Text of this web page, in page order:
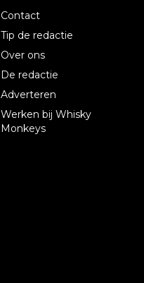
Contact
Tip de redactie
Over ons
De redactie
Adverteren
Werken bij Whisky
Monkeys